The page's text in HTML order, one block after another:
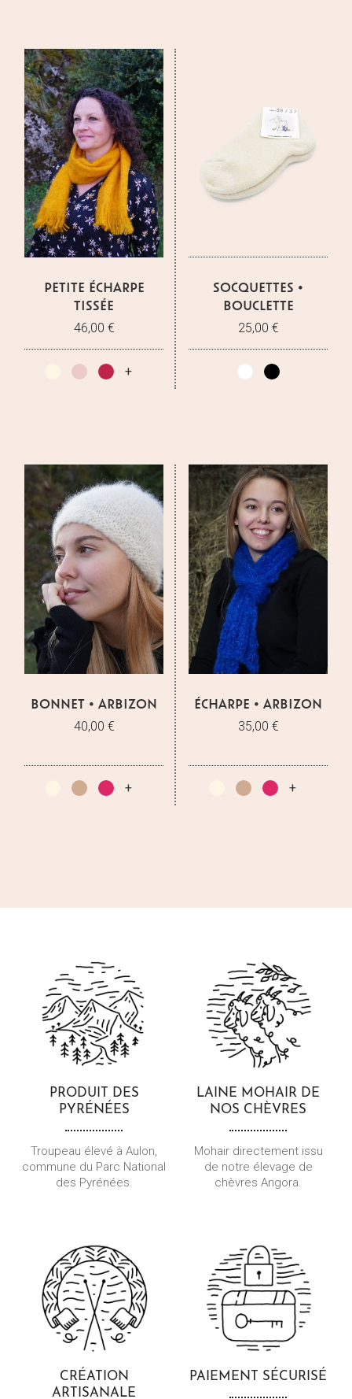
PETITE ÉCHARPE
TISSÉE
46,00 €
SOCQUETTES •
BOUCLETTE
25,00 €
BONNET • ARBIZON
40,00 €
ÉCHARPE • ARBIZON
35,00 €
PRODUIT DES
PYRÉNÉES
Troupeau élevé à Aulon,
commune du Parc National
des Pyrénées.
LAINE MOHAIR DE
NOS CHÈVRES
Mohair directement issu
de notre élevage de
chèvres Angora.
CRÉATION
ARTISANALE
PAIEMENT SÉCURISÉ